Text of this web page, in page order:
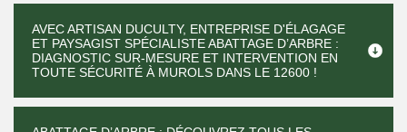
AVEC ARTISAN DUCULTY, ENTREPRISE D'ÉLAGAGE
ET PAYSAGIST SPÉCIALISTE ABATTAGE D’ARBRE :
DIAGNOSTIC SUR-MESURE ET INTERVENTION EN
TOUTE SÉCURITÉ À MUROLS DANS LE 12600 !